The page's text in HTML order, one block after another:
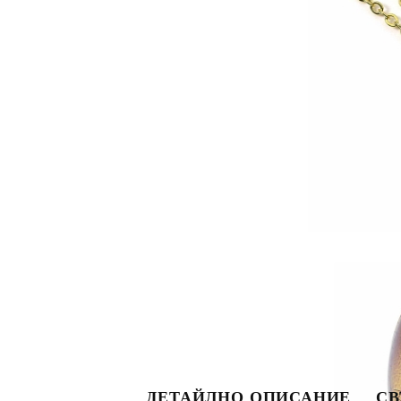
ДЕТАЙЛНО ОПИСАНИЕ